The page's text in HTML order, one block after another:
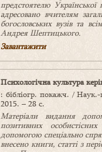
предстоятелю
адресовано вчителям
богословських вузів та
Андрея Шептицького.
Завантажити
Психологічна культура
: бібліогр. покажч. /
2015. – 28 с.
Матеріали видання
позитивних
допомогою спеціально
внесено книги, статті з